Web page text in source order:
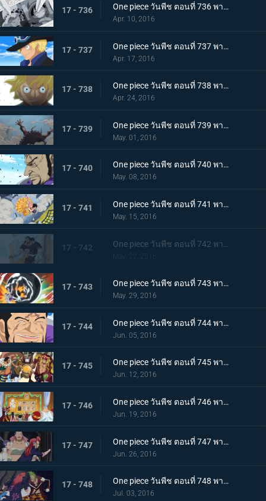
17 - 736 One piece วันพีช ตอนที่ 736 พากย์ไทย สะเทือนเลือนลั่น! ยุคสมัยที่เลวร้ายเริ่มขยับตัว!
Apr. 10, 2016
17 - 737 One piece วันพีช ตอนที่ 737 พากย์ไทย กำเนิดตำนาน! การผจญภัยของซาโบะ นักรบแห่งคณะปฏิวัติ!
Apr. 17, 2016
17 - 738 One piece วันพีช ตอนที่ 738 พากย์ไทย สายสัมพันธ์พี่น้อง! การพบกันอีกครั้งของลูฟี่กับซาโบะ!
Apr. 24, 2016
17 - 739 One piece วันพีช ตอนที่ 739 พากย์ไทย สิ่งมีชีวิตที่สุดแกร่ง! สี่จักรพรรดิ ไคโดร้อยอสูร!
May. 01, 2016
17 - 740 One piece วันพีช ตอนที่ 740 พากย์ไทย ฟูจิโทระขยับ! พันธมิตรหมวกฟางถูกปิดล้อมอย่างสมบูรณ์!
May. 08, 2016
17 - 741 One piece วันพีช ตอนที่ 741 พากย์ไทย สถานการณ์ฉุกเฉิน! รีเบคก้าถูกลักพาตัว!!
May. 15, 2016
17 - 742
May. 22, 2016
17 - 743 One piece วันพีช ตอนที่ 743 พากย์ไทย สปิริตลูกผู้ชาย! ลูฟี่ vs ฟูจิโทระ ปะทะกันซึ่งหน้า!
May. 29, 2016
17 - 744 One piece วันพีช ตอนที่ 744 พากย์ไทย ไร้ทางหลบหนี การไล่ล่าที่ไร้ปรานีของพลเรือเอกฟูจิโทระ!
Jun. 05, 2016
17 - 745 One piece วันพีช ตอนที่ 745 พากย์ไทย จอกของลูกน้อง! ก่อตั้งกองเรือโจรสลัดหมวกฟาง!
Jun. 12, 2016
17 - 746 One piece วันพีช ตอนที่ 746 พากย์ไทย สงครามชิงอำนาจ! เหล่าสัตว์ประหลาดแห่งนิวเวิลด์ที่บ้าคลั่ง!
Jun. 19, 2016
17 - 747 One piece วันพีช ตอนที่ 747 พากย์ไทย ปราการสีเงิน! การผจญภัยครั้งใหญ่ของลูฟี่และบาร์ตโท!
Jun. 26, 2016
17 - 748 One piece วันพีช ตอนที่ 748 พากย์ไทย เขาวงกตใต้ดิน! ลูฟี่ปะทะมนุษย์รถราง!
Jul. 03, 2016